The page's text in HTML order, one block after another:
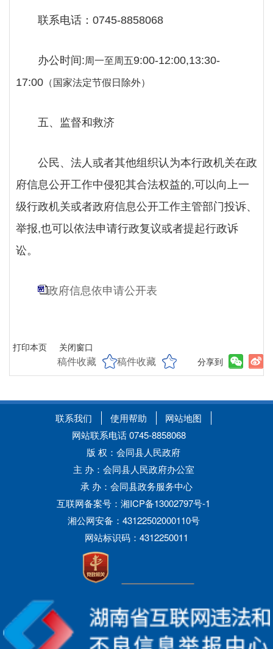
联系电话： 0745-8858068
办公时间 :周一至周五9:00-12:00,13:30-
17:00 （国家法定节假日除外）
五、监督和救济
公民、法人或者其他组织认为本行政机关在政
府信息公开工作中侵犯其合法权益的,可以向上一
级行政机关或者政府信息公开工作主管部门投诉、
举报,也可以依法申请行政复议或者提起行政诉
讼。
政府信息依申请公开表
打印本页 关闭窗口
稿件收藏 稿件收藏 分享到
联系我们 使用帮助
网站地图
网站联系电话 0745-8858068
版 权：会同县人民政府
主 办：会同县人民政府办公室
承 办：会同县政务服务中心
互联网备案号：湘ICP备13002797号-1
湘公网安备：43122502000110号
网站标识码：4312250011